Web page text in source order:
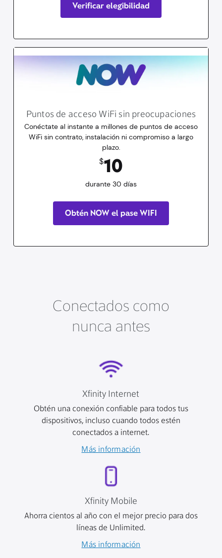
Verificar elegibilidad
Puntos de acceso WiFi sin preocupaciones
Conéctate al instante a millones de puntos de acceso
WiFi sin contrato, instalación ni compromiso a largo
plazo.
durante 30 días
$10
durante 30 días
Obtén NOW el pase WIFI
Conectados como
nunca antes
Xfinity Internet
Obtén una conexión confiable para todos tus
dispositivos, incluso cuando todos estén
conectados a internet.
Más información
Xfinity Mobile
Ahorra cientos al año con el mejor precio para dos
líneas de Unlimited.
Más información